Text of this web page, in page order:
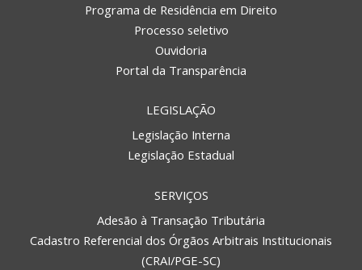
Programa de Residência em Direito
Processo seletivo
Ouvidoria
Portal da Transparência
LEGISLAÇÃO
Legislação Interna
Legislação Estadual
SERVIÇOS
Adesão à Transação Tributária
Cadastro Referencial dos Órgãos Arbitrais Institucionais
(CRAI/PGE-SC)